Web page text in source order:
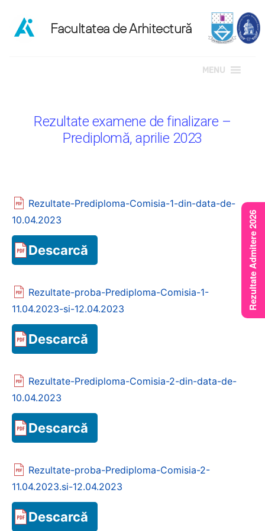
MENU
Rezultate examene de finalizare –
Prediplomă, aprilie 2023
Rezultate-Prediploma-Comisia-1-din-data-de-
10.04.2023
Descarcă
Rezultate-proba-Prediploma-Comisia-1-
11.04.2023-si-12.04.2023
Descarcă
Rezultate-Prediploma-Comisia-2-din-data-de-
10.04.2023
Descarcă
Rezultate-proba-Prediploma-Comisia-2-
11.04.2023.si-12.04.2023
Descarcă
Rezultate Admitere 2026